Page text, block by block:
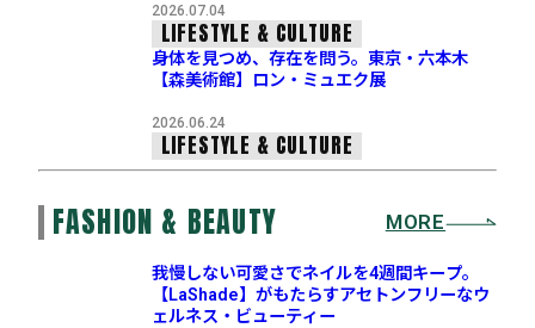
2026.07.04
LIFESTYLE & CULTURE
身体を見つめ、存在を問う。東京・六本木
【森美術館】ロン・ミュエク展
2026.06.24
LIFESTYLE & CULTURE
FASHION & BEAUTY MORE
我慢しない可愛さでネイルを4週間キープ。
【LaShade】がもたらすアセトンフリーなウ
ェルネス・ビューティー